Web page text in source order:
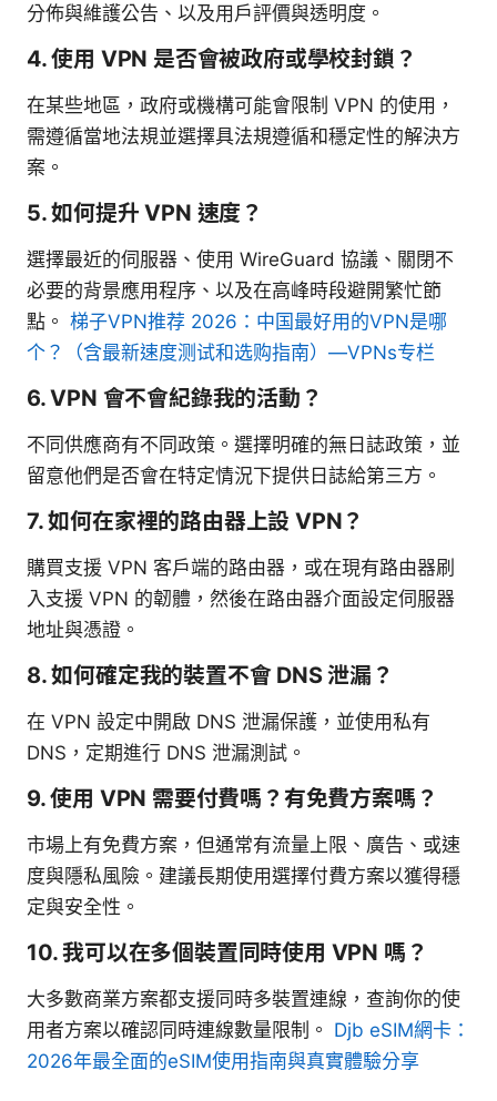
分佈與維護公告、以及用戶評價與透明度。
4. 使用 VPN 是否會被政府或學校封鎖？
在某些地區，政府或機構可能會限制 VPN 的使用，
需遵循當地法規並選擇具法規遵循和穩定性的解決方
案。
5. 如何提升 VPN 速度？
選擇最近的伺服器、使用 WireGuard 協議、關閉不
必要的背景應用程序、以及在高峰時段避開繁忙節
點。 梯子VPN推荐 2026：中国最好用的VPN是哪
个？（含最新速度测试和选购指南）—VPNs专栏
6. VPN 會不會紀錄我的活動？
不同供應商有不同政策。選擇明確的無日誌政策，並
留意他們是否會在特定情況下提供日誌給第三方。
7. 如何在家裡的路由器上設 VPN？
購買支援 VPN 客戶端的路由器，或在現有路由器刷
入支援 VPN 的韌體，然後在路由器介面設定伺服器
地址與憑證。
8. 如何確定我的裝置不會 DNS 泄漏？
在 VPN 設定中開啟 DNS 泄漏保護，並使用私有
DNS，定期進行 DNS 泄漏測試。
9. 使用 VPN 需要付費嗎？有免費方案嗎？
市場上有免費方案，但通常有流量上限、廣告、或速
度與隱私風險。建議長期使用選擇付費方案以獲得穩
定與安全性。
10. 我可以在多個裝置同時使用 VPN 嗎？
大多數商業方案都支援同時多裝置連線，查詢你的使
用者方案以確認同時連線數量限制。 Djb eSIM網卡：
2026年最全面的eSIM使用指南與真實體驗分享